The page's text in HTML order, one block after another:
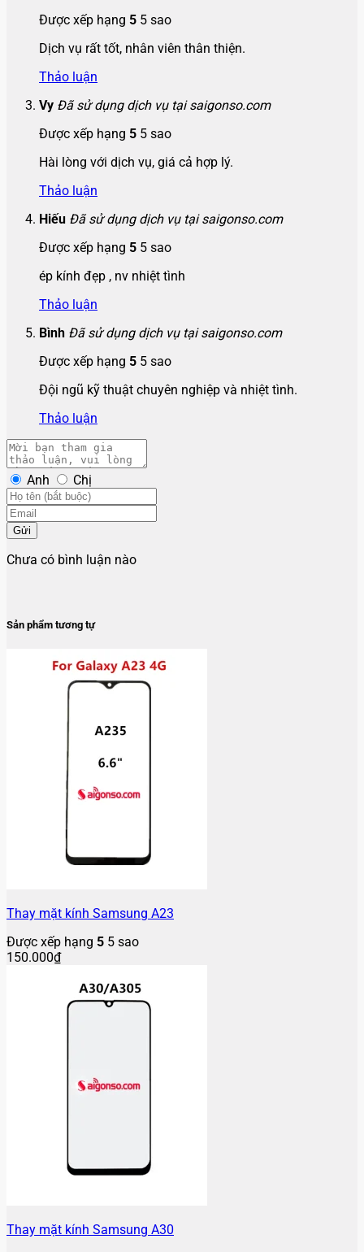
Được xếp hạng 5 5 sao
Dịch vụ rất tốt, nhân viên thân thiện.
Thảo luận
Vy Đã sử dụng dịch vụ tại saigonso.com
Được xếp hạng 5 5 sao
Hài lòng với dịch vụ, giá cả hợp lý.
Thảo luận
Hiếu Đã sử dụng dịch vụ tại saigonso.com
Được xếp hạng 5 5 sao
ép kính đẹp , nv nhiệt tình
Thảo luận
Bình Đã sử dụng dịch vụ tại saigonso.com
Được xếp hạng 5 5 sao
Đội ngũ kỹ thuật chuyên nghiệp và nhiệt tình.
Thảo luận
Anh Chị
Gửi
Chưa có bình luận nào
Sản phẩm tương tự
Thay mặt kính Samsung A23
Được xếp hạng 5 5 sao
150.000₫
Thay mặt kính Samsung A30